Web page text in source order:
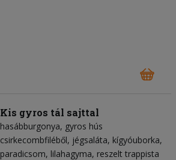
Kis gyros tál sajttal
hasábburgonya gyros hús
csirkecombfiléből jégsaláta kígyóuborka
paradicsom lilahagyma reszelt trappista